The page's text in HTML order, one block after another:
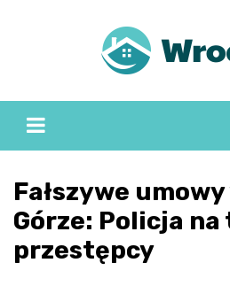
Fałszywe
Górze: Policja
przestępcy